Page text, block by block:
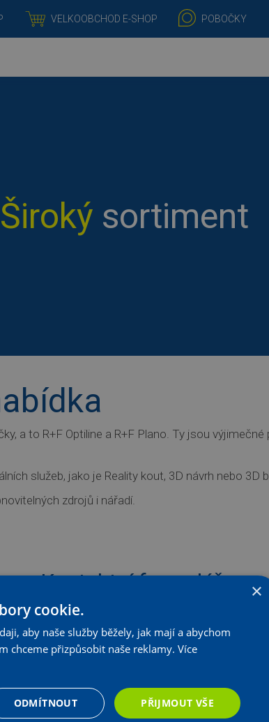
VELKOOBCHOD E-SHOP POBOČKY
Široký sortiment
a to R+F Optiline a R+F Plano. Ty jsou
služeb, jako je Reality kout, 3D návrh nebo 3D
zdrojů i nářadí.
Stažení
Kontaktní formulář
Jméno
×
cookie.
aby naše služby běžely, jak mají a abychom
chceme přizpůsobit naše reklamy. Více
PŘIJMOUT VŠE
ODMÍTNOUT